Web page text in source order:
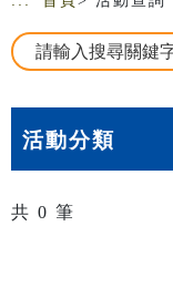
活動分類
共 0 筆